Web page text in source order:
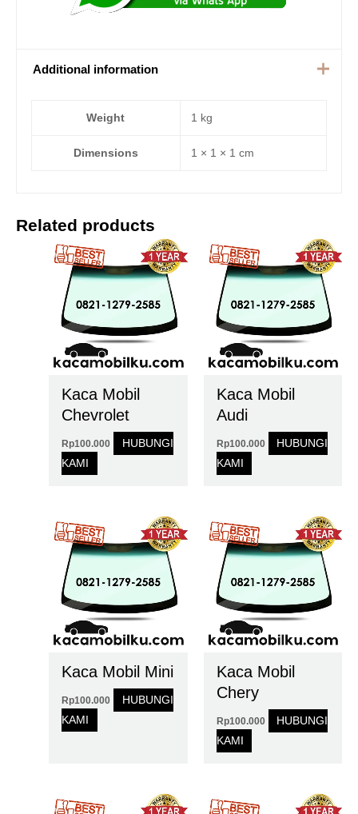
Additional information
Weight 1 kg
Dimensions 1 × 1 × 1 cm
Related products
Kaca Mobil
Chevrolet
Rp100.000
HUBUNGI
KAMI
Kaca Mobil
Audi
Rp100.000
HUBUNGI
KAMI
Kaca Mobil Mini
Rp100.000
HUBUNGI
KAMI
Kaca Mobil
Chery
Rp100.000
HUBUNGI
KAMI